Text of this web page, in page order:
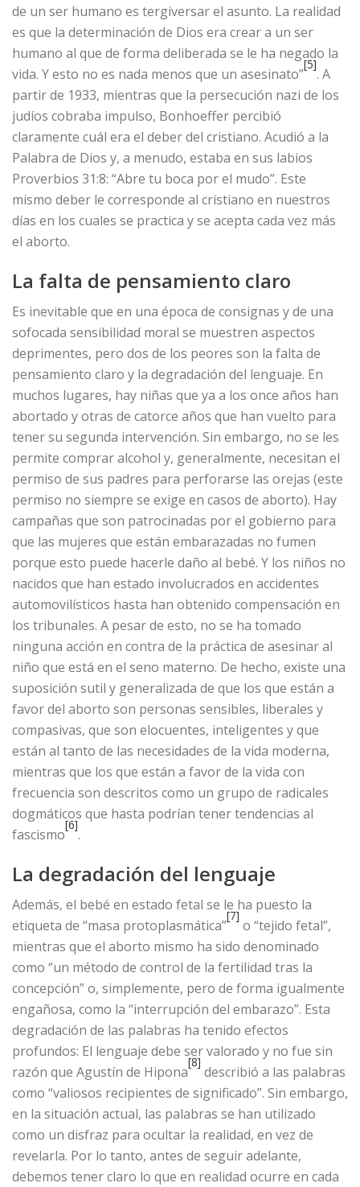
de un ser humano es tergiversar el asunto. La realidad
es que la determinación de Dios era crear a un ser
humano al que de forma deliberada se le ha negado la
vida. Y esto no es nada menos que un asesinato”
[5]
. A
partir de 1933, mientras que la persecución nazi de los
judíos cobraba impulso, Bonhoeffer percibió
claramente cuál era el deber del cristiano. Acudió a la
Palabra de Dios y, a menudo, estaba en sus labios
Proverbios 31:8: “Abre tu boca por el mudo”. Este
mismo deber le corresponde al cristiano en nuestros
días en los cuales se practica y se acepta cada vez más
el aborto.
La falta de pensamiento claro
Es inevitable que en una época de consignas y de una
sofocada sensibilidad moral se muestren aspectos
deprimentes, pero dos de los peores son la falta de
pensamiento claro y la degradación del lenguaje. En
muchos lugares, hay niñas que ya a los once años han
abortado y otras de catorce años que han vuelto para
tener su segunda intervención. Sin embargo, no se les
permite comprar alcohol y, generalmente, necesitan el
permiso de sus padres para perforarse las orejas (este
permiso no siempre se exige en casos de aborto). Hay
campañas que son patrocinadas por el gobierno para
que las mujeres que están embarazadas no fumen
porque esto puede hacerle daño al bebé. Y los niños no
nacidos que han estado involucrados en accidentes
automovilísticos hasta han obtenido compensación en
los tribunales. A pesar de esto, no se ha tomado
ninguna acción en contra de la práctica de asesinar al
niño que está en el seno materno. De hecho, existe una
suposición sutil y generalizada de que los que están a
favor del aborto son personas sensibles, liberales y
compasivas, que son elocuentes, inteligentes y que
están al tanto de las necesidades de la vida moderna,
mientras que los que están a favor de la vida con
frecuencia son descritos como un grupo de radicales
dogmáticos que hasta podrían tener tendencias al
fascismo
[6]
.
La degradación del lenguaje
Además, el bebé en estado fetal se le ha puesto la
etiqueta de “masa protoplasmática”
[7]
o “tejido fetal”,
mientras que el aborto mismo ha sido denominado
como “un método de control de la fertilidad tras la
concepción” o, simplemente, pero de forma igualmente
engañosa, como la “interrupción del embarazo”. Esta
degradación de las palabras ha tenido efectos
profundos: El lenguaje debe ser valorado y no fue sin
razón que Agustín de Hipona
[8]
describió a las palabras
como “valiosos recipientes de significado”. Sin embargo,
en la situación actual, las palabras se han utilizado
como un disfraz para ocultar la realidad, en vez de
revelarla. Por lo tanto, antes de seguir adelante,
debemos tener claro lo que en realidad ocurre en cada